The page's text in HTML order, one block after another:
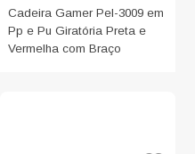
Cadeira Gamer Pel-3009 em
Pp e Pu Giratória Preta e
Vermelha com Braço